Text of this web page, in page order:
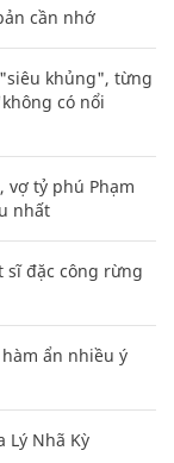
cần nhớ
khủng", từng
có nổi
tỷ phú Phạm
nhất
sĩ đặc công rừng
ẩn nhiều ý
Lý Nhã Kỳ